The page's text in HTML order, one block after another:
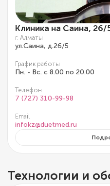
Клиника на Саина, 26/
г. Алматы
ул.Саина, д.26/5
График работы
Пн. - Вс. с 8.00 по 20.00
Телефон
7 (727) 310-99-98
Email
infokz@duetmed.ru
Технологии и